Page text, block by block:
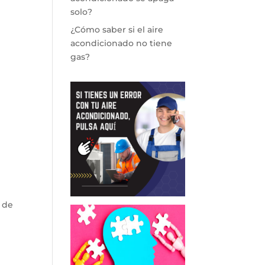
solo?
¿Cómo saber si el aire
acondicionado no tiene
gas?